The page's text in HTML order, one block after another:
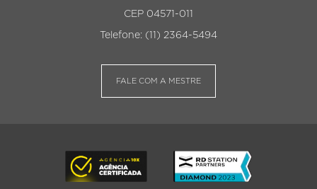
CEP 04571-011
Telefone: (11) 2364-5494
FALE COM A MESTRE